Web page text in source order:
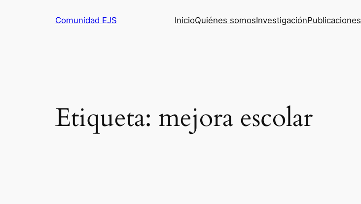
Comunidad EJS InicioQuiénes somosInvestigaciónPublicaciones
Etiqueta: mejora escolar